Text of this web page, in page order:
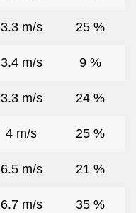
3.3 m/s 25 %
3.4 m/s 9 %
3.3 m/s 24 %
4 m/s 25 %
6.5 m/s 21 %
6.7 m/s 35 %